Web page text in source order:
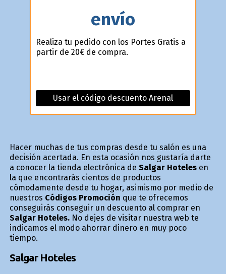
envío
Realiza tu pedido con los Portes Gratis a
partir de 20€ de compra.
Usar el código descuento Arenal
Hacer muchas de tus compras desde tu salón es una
decisión acertada. En esta ocasión nos gustaría darte
a conocer la tienda electrónica de Salgar Hotelesen
la que encontrarás cientos de productos
cómodamente desde tu hogar, asimismo por medio de
nuestros Códigos Promoción que te ofrecemos
conseguirás conseguir un descuento al comprar en
Salgar Hoteles.No dejes de visitar nuestra web te
indicamos el modo ahorrar dinero en muy poco
tiempo.
Salgar Hoteles